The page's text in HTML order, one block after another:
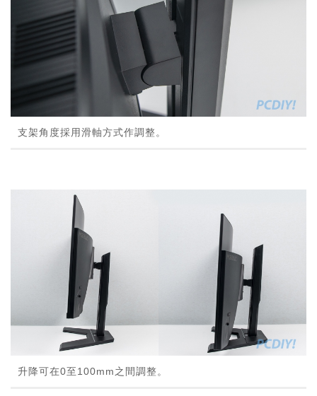
支架角度採用滑軸方式作調整。
升降可在0至100mm之間調整。